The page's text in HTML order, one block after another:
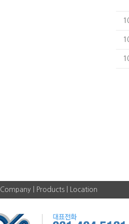
Company Products Location